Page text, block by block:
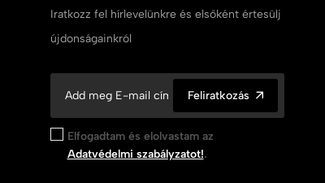
Iratkozz fel hírlevelünkre és elsőként értesülj
újdonságainkról
Feliratkozás
Elfogadtam és elolvastam az
Adatvédelmi szabályzatot!.